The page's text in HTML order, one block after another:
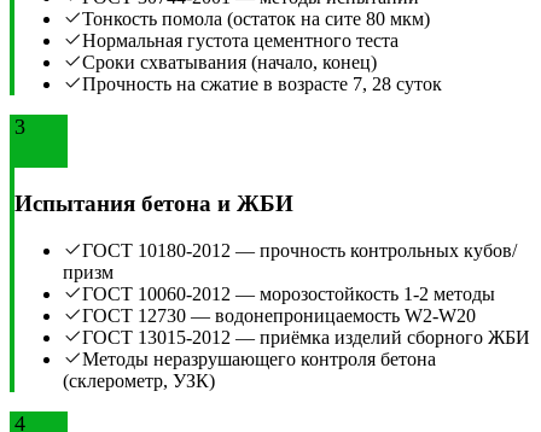
Тонкость помола (остаток на сите 80 мкм)
Нормальная густота цементного теста
Сроки схватывания (начало, конец)
Прочность на сжатие в возрасте 7, 28 суток
3
Испытания бетона и ЖБИ
ГОСТ 10180-2012 — прочность контрольных кубов/
призм
ГОСТ 10060-2012 — морозостойкость 1-2 методы
ГОСТ 12730 — водонепроницаемость W2-W20
ГОСТ 13015-2012 — приёмка изделий сборного ЖБИ
Методы неразрушающего контроля бетона
(склерометр, УЗК)
4